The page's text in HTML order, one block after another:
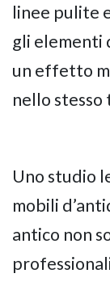
linee pulite
gli elementi
un effetto
nello stesso
Uno studio
mobili
antico non